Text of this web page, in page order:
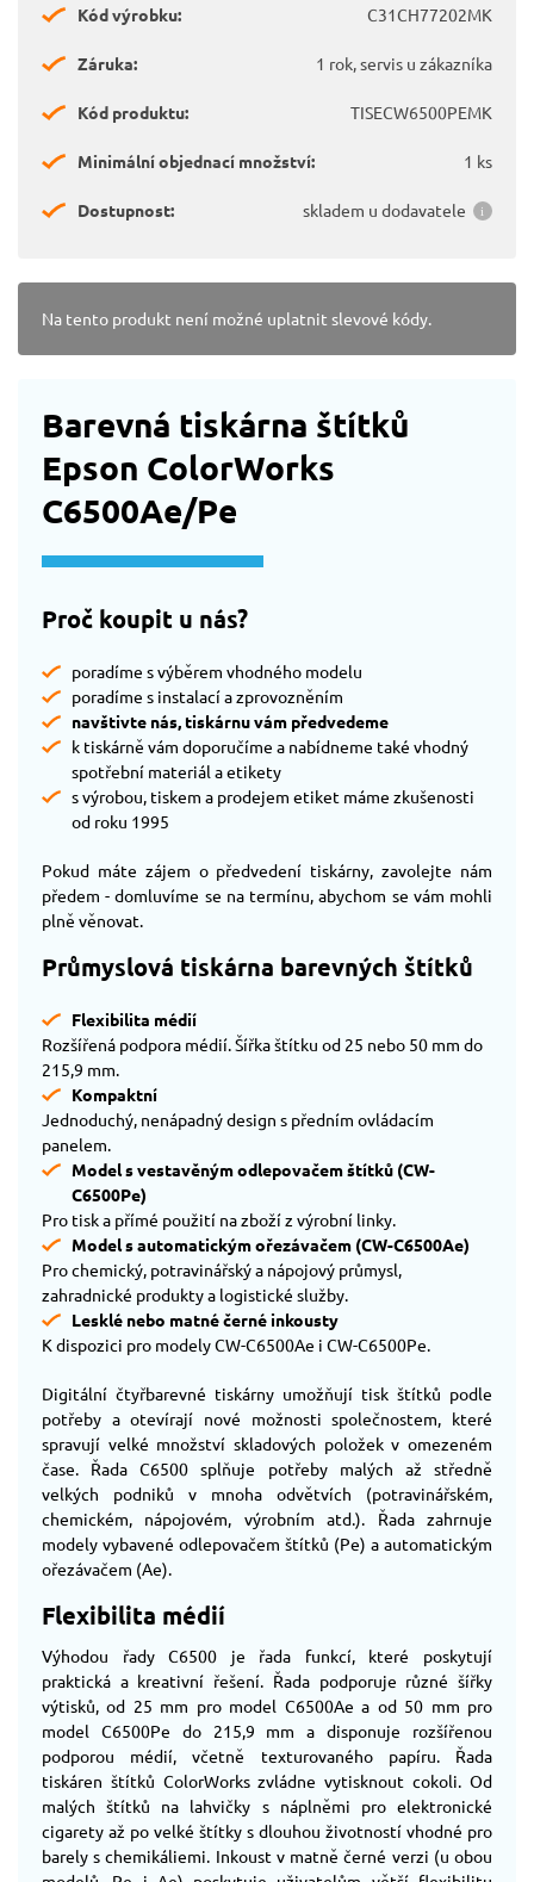
Kód výrobku: C31CH77202MK
Záruka: 1 rok, servis u zákazníka
Kód produktu: TISECW6500PEMK
Minimální objednací množství: 1 ks
Dostupnost: skladem u dodavatele
Na tento produkt není možné uplatnit slevové kódy.
Barevná tiskárna štítků
Epson ColorWorks
C6500Ae/Pe
Proč koupit u nás?
poradíme s výběrem vhodného modelu
poradíme s instalací a zprovozněním
navštivte nás, tiskárnu vám předvedeme
k tiskárně vám doporučíme a nabídneme také vhodný
spotřební materiál a etikety
s výrobou, tiskem a prodejem etiket máme zkušenosti
od roku 1995
Pokud máte zájem o předvedení tiskárny, zavolejte nám
předem - domluvíme se na termínu, abychom se vám mohli
plně věnovat.
Průmyslová tiskárna barevných štítků
Flexibilita médií
Rozšířená podpora médií. Šířka štítku od 25 nebo 50 mm do
215,9 mm.
Kompaktní
Jednoduchý, nenápadný design s předním ovládacím
panelem.
Model s vestavěným odlepovačem štítků (CW-
C6500Pe)
Pro tisk a přímé použití na zboží z výrobní linky.
Model s automatickým ořezávačem (CW-C6500Ae)
Pro chemický, potravinářský a nápojový průmysl,
zahradnické produkty a logistické služby.
Lesklé nebo matné černé inkousty
K dispozici pro modely CW-C6500Ae i CW-C6500Pe.
Digitální čtyřbarevné tiskárny umožňují tisk štítků podle
potřeby a otevírají nové možnosti společnostem, které
spravují velké množství skladových položek v omezeném
čase. Řada C6500 splňuje potřeby malých až středně
velkých podniků v mnoha odvětvích (potravinářském,
chemickém, nápojovém, výrobním atd.). Řada zahrnuje
modely vybavené odlepovačem štítků (Pe) a automatickým
ořezávačem (Ae).
Flexibilita médií
Výhodou řady C6500 je řada funkcí, které poskytují
praktická a kreativní řešení. Řada podporuje různé šířky
výtisků, od 25 mm pro model C6500Ae a od 50 mm pro
model C6500Pe do 215,9 mm a disponuje rozšířenou
podporou médií, včetně texturovaného papíru. Řada
tiskáren štítků ColorWorks zvládne vytisknout cokoli. Od
malých štítků na lahvičky s náplněmi pro elektronické
cigarety až po velké štítky s dlouhou životností vhodné pro
barely s chemikáliemi. Inkoust v matně černé verzi (u obou